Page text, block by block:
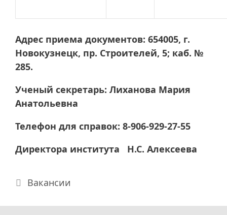
Адрес приема документов: 654005, г.
Новокузнецк, пр. Строителей, 5; каб. №
285.
Ученый секретарь: Лиханова Мария
Анатольевна
Телефон для справок: 8-906-929-27-55
Директора института Н.С. Алексеева
Рубрики
Вакансии